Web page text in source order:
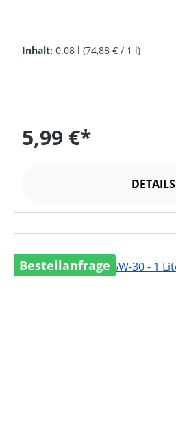
Inhalt: 0.08 l (74,88 € / 1 l)
5,99 €*
DETAILS
Bestellanfrage